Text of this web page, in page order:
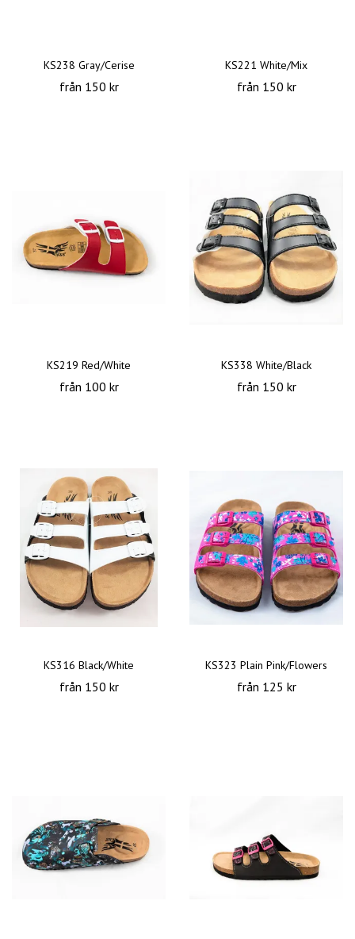
KS238 Gray/Cerise
från 150 kr
KS221 White/Mix
från 150 kr
KS219 Red/White
från 100 kr
KS338 White/Black
från 150 kr
KS316 Black/White
från 150 kr
KS323 Plain Pink/Flowers
från 125 kr